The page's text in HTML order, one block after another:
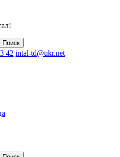
42 intal-td@ukr.net